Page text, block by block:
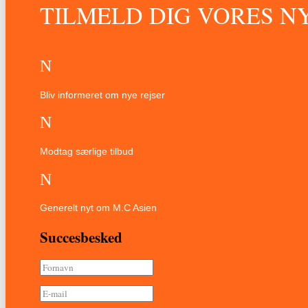
TILMELD DIG VORES
N
Bliv informeret om nye rejser
N
Modtag særlige tilbud
N
Generelt nyt om M.C Asien
Succesbesked